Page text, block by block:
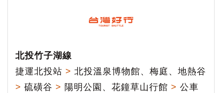
北投竹子湖線
捷運北投站 > 北投溫泉博物館、梅庭、地熱谷
> 硫磺谷 > 陽明公園、花鐘草山行館 > 公車